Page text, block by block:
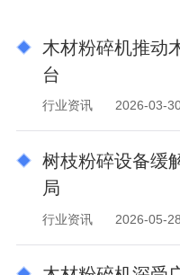
木材粉碎机推动
台
行业资讯 2026-03-
树枝粉碎设备缓
局
行业资讯 2026-05-28